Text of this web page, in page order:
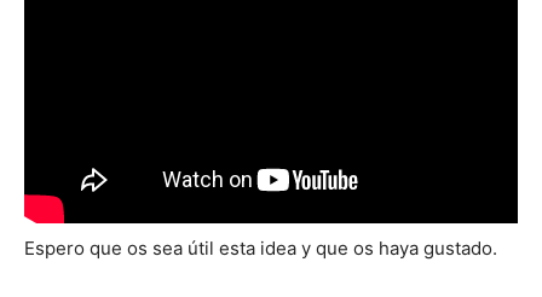
Espero que os sea útil esta idea y que os haya gustado.